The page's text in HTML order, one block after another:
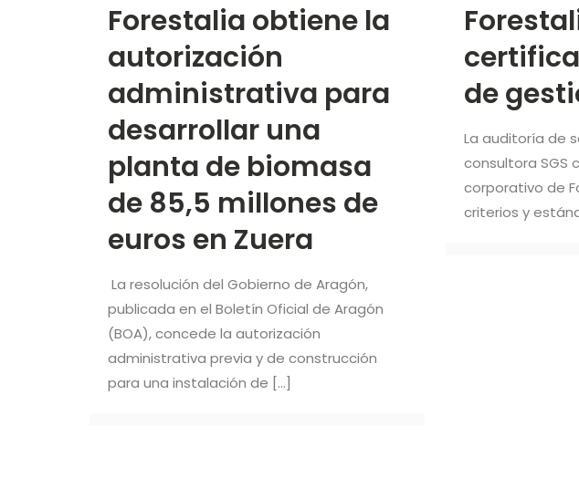
Forestalia obtiene la
autorización
administrativa para
desarrollar una
planta de biomasa
de 85,5 millones de
euros en Zuera
La resolución del Gobierno de Aragón,
publicada en el Boletín Oficial de Aragón
(BOA), concede la autorización
administrativa previa y de construcción
para una instalación de […]
de
La auditoría de
consultora SGS
corporativo de
criterios y